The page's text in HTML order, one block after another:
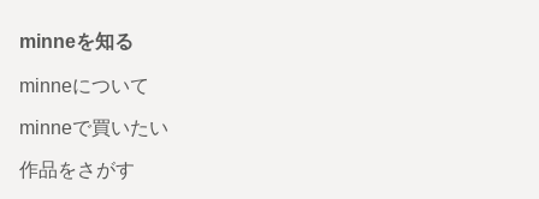
minneを知る
minneについて
minneで買いたい
作品をさがす